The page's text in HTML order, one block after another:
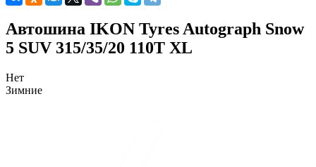
Автошина IKON Tyres Autograph Snow
5 SUV 315/35/20 110T XL
Нет
Зимние